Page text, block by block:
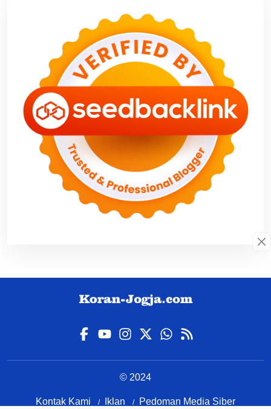
© 2024
Kontak Kami Iklan Pedoman Media Siber